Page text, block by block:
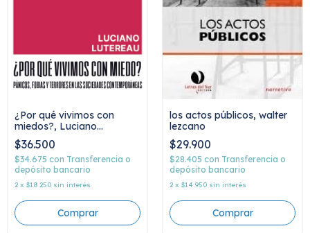
¿Por qué vivimos con
miedos?, Luciano
Lutereau
$36.500
$34.675 con Transferencia o
depósito bancario
2 x $18.250 sin interés
los actos públicos, walter
lezcano
$29.900
$28.405 con Transferencia o
depósito bancario
2 x $14.950 sin interés